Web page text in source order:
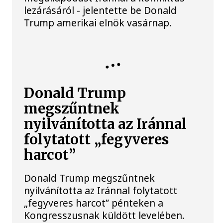
lezárásáról - jelentette be Donald
Trump amerikai elnök vasárnap.
Donald Trump
megszűntnek
nyilvánította az Iránnal
folytatott „fegyveres
harcot”
Donald Trump megszűntnek
nyilvánította az Iránnal folytatott
„fegyveres harcot” pénteken a
Kongresszusnak küldött levelében.